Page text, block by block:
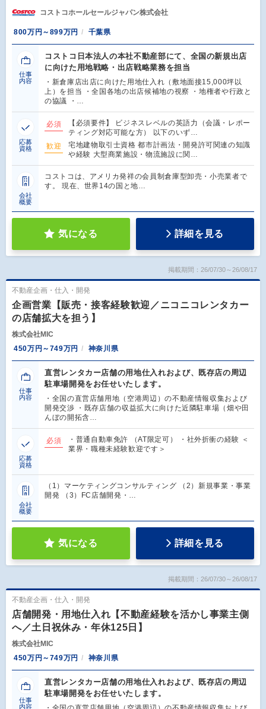
コストコホールセールジャパン株式会社
800万円～899万円 千葉県
仕事
内容
コストコ日本法人の本社不動産部にて、全国の新規出店
に向けた用地戦略・出店戦略業務を担当
・新倉庫店出店に向けた用地仕入れ（敷地面接15,000坪以
上）を担当 ・全国各地の出店候補地の視察 ・地権者や行政と
の協議 ・…
応募
資格
必須
【必須要件】 ビジネスレベルの英語力（会議・レポー
ティング対応可能な方） 以下のいず…
歓迎
宅地建物取引士資格 都市計画法・開発許可関連の知識
や経験 大型商業施設・物流施設に関…
会社
概要
コストコは、アメリカ発祥の会員制倉庫型卸売・小売業者で
す。 現在、世界14の国と地…
気になる 詳細を見る
掲載期間：26/07/30～26/08/17
不動産企画・仕入・開発
企画営業【販売・接客経験歓迎／ニコニコレンタカー
の店舗拡大を担う】
株式会社MIC
450万円～749万円
神奈川県
仕事
内容
直営レンタカー店舗の用地仕入れおよび、既存店の周辺
駐車場開発をお任せいたします。
・全国の直営店舗用地（空港周辺）の不動産情報収集および
開発交渉 ・既存店舗の収益拡大に向けた近隣駐車場（畑や田
んぼの開拓含…
応募
資格
必須
・普通自動車免許 （AT限定可） ・社外折衝の経験 ＜
業界・職種未経験歓迎です＞
会社
概要
（1）マーケティングコンサルティング （2）新規事業・事業
開発 （3）FC店舗開発・…
気になる 詳細を見る
掲載期間：26/07/30～26/08/17
不動産企画・仕入・開発
店舗開発・用地仕入れ【不動産経験を活かし事業主側
へ／土日祝休み・年休125日】
株式会社MIC
450万円～749万円
神奈川県
仕事
内容
直営レンタカー店舗の用地仕入れおよび、既存店の周辺
駐車場開発をお任せいたします。